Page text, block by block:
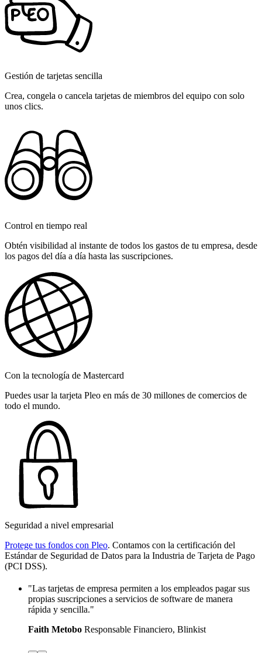
Gestión de tarjetas sencilla
Crea, congela o cancela tarjetas de miembros del equipo con solo
unos clics.
Control en tiempo real
Obtén visibilidad al instante de todos los gastos de tu empresa, desde
los pagos del día a día hasta las suscripciones.
Con la tecnología de Mastercard
Puedes usar la tarjeta Pleo en más de 30 millones de comercios de
todo el mundo.
Seguridad a nivel empresarial
Protege tus fondos con Pleo. Contamos con la certificación del
Estándar de Seguridad de Datos para la Industria de Tarjeta de Pago
(PCI DSS).
"Las tarjetas de empresa permiten a los empleados pagar sus
propias suscripciones a servicios de software de manera
rápida y sencilla."
Faith Metobo Responsable Financiero, Blinkist